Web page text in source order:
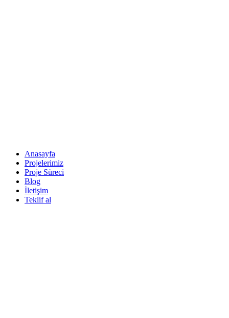
Anasayfa
Projelerimiz
Proje Süreci
Blog
İletişim
Teklif al